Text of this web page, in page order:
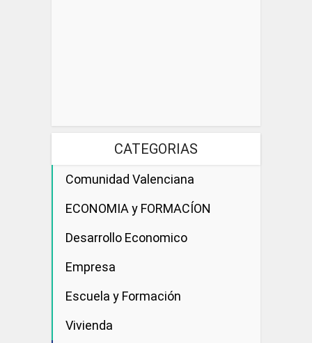
CATEGORIAS
Comunidad Valenciana
ECONOMIA y FORMACÍON
Desarrollo Economico
Empresa
Escuela y Formación
Vivienda